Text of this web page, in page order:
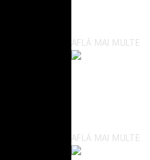
AFLĂ MAI MULTE
AFLĂ MAI MULTE